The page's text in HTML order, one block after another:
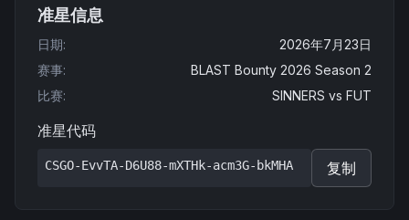
准星信息
日期:
2026年7月23日
赛事:
BLAST Bounty 2026 Season 2
比赛: SINNERS vs FUT
准星代码
CSGO-EvvTA-D6U88-mXTHk-acm3G-bkMHA 复制